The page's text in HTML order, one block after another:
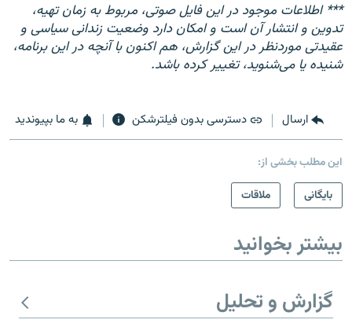
*** اطلاعات موجود در این فایل صوتی، مربوط به زمان تهیه،
تدوین و انتشار آن است و امکان دارد وضعیت زندانی سیاسی و
عقیدتی موردنظر در این گزارش، هم اکنون​ با آنچه در این برنامه،
شنیده یا می‌شنوید، تغییر کرده باشد.
ارسال دسترسی بدون فیلترشکن به ما بپیوندید
این مطلب بخشی از:
بایگانی
ملاقات
بیشتر بخوانید
گزارش و تحلیل